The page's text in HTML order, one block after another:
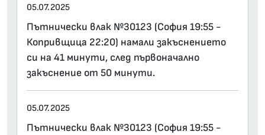
05.07.2025
Пътнически влак №30123 (София 19:55 -
Копривщица 22:20) намали закъснението
си на 41 минути, след първоначално
закъснение от 50 минути.
05.07.2025
Пътнически влак №30123 (София 19:55 -